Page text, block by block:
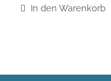
In den Warenkorb